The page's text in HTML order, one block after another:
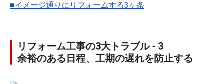
■イメージ通りにリフォームする3ヶ条
リフォーム工事の3大トラブル - 3
余裕のある日程、工期の遅れを防止する